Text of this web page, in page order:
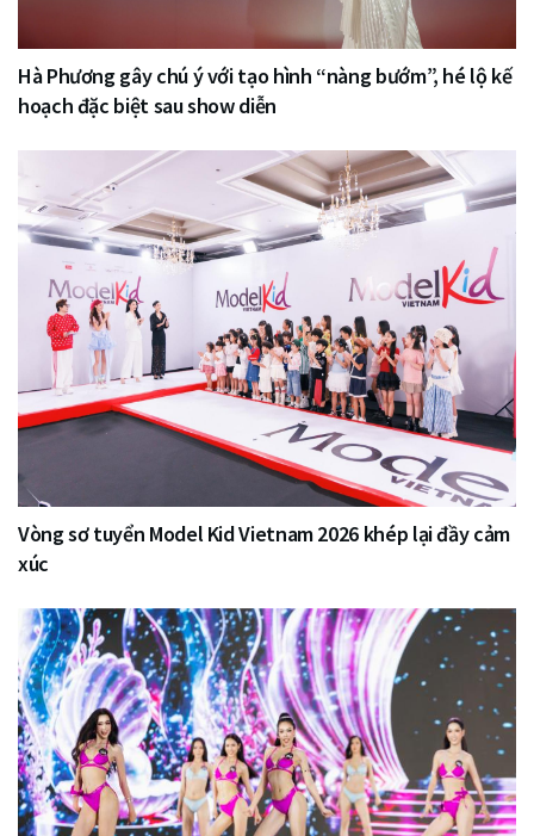
Hà Phương gây chú ý với tạo hình “nàng bướm”, hé lộ kế
hoạch đặc biệt sau show diễn
Vòng sơ tuyển Model Kid Vietnam 2026 khép lại đầy cảm
xúc